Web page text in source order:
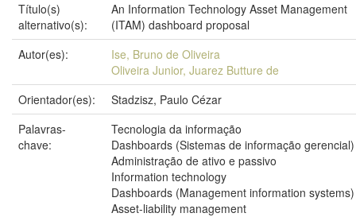
Título(s)
alternativo(s):
An Information Technology Asset Management
(ITAM) dashboard proposal
Autor(es):
Ise, Bruno de Oliveira
Oliveira Junior, Juarez Butture de
Orientador(es):
Stadzisz, Paulo Cézar
Palavras-
chave:
Tecnologia da informação
Dashboards (Sistemas de informação gerencial)
Administração de ativo e passivo
Information technology
Dashboards (Management information systems)
Asset-liability management